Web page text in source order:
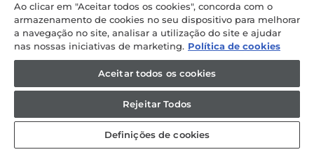
Eficiência energética A-20%
Onde comprar
Ao clicar em "Aceitar todos os cookies", concorda com o
armazenamento de cookies no seu dispositivo para melhorar
a navegação no site, analisar a utilização do site e ajudar
nas nossas iniciativas de marketing. Política de cookies
Aceitar todos os cookies
Rejeitar Todos
Definições de cookies